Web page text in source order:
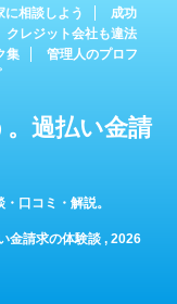
に相談しよう
成功
クレジット会社も違法
集
管理人のプロフ
過払い金請
口コミ・解説。
金請求の体験談 , 2026